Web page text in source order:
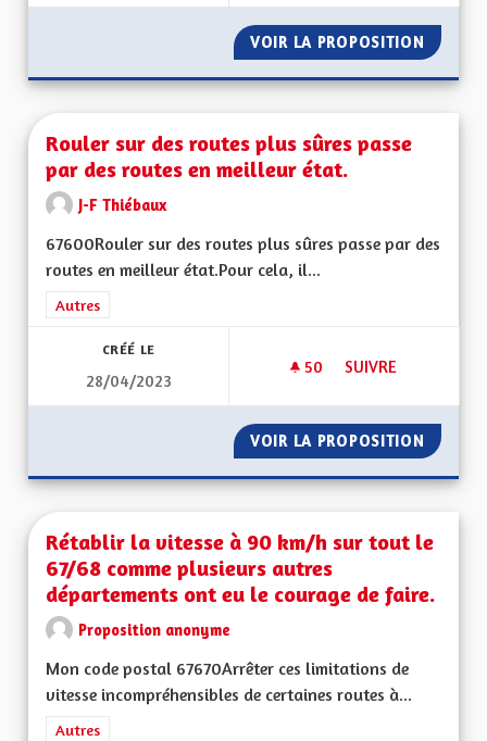
VOIR LA PROPOSITION
Rouler sur des routes plus sûres passe
par des routes en meilleur état.
J-F Thiébaux
67600Rouler sur des routes plus sûres passe par des
routes en meilleur état.Pour cela, il...
Filtrer les résultats de la catégorie : Autres
Autres
CRÉÉ LE
28/04/2023
50 50 ABONNÉS
SUIVRE
VOIR LA PROPOSITION
Rétablir la vitesse à 90 km/h sur tout le
67/68 comme plusieurs autres
départements ont eu le courage de faire.
Proposition anonyme
Mon code postal 67670Arrêter ces limitations de
vitesse incompréhensibles de certaines routes à...
Filtrer les résultats de la catégorie : Autres
Autres